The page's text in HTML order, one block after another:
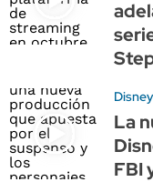
Disney
La
FBI